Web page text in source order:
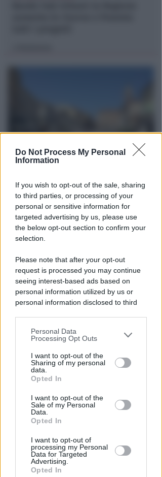
Do Not Process My Personal
Information
If you wish to opt-out of the sale, sharing
to third parties, or processing of your
personal or sensitive information for
targeted advertising by us, please use
the below opt-out section to confirm your
selection.
Please note that after your opt-out
request is processed you may continue
seeing interest-based ads based on
personal information utilized by us or
personal information disclosed to third
You may separately opt-out of the further
disclosure of your personal information
by third parties on the IAB’s list of
downstream participants.
by us to third parties on the IAB’s List of
Downstream Participants that may
further disclose it to other third parties.
Personal Data
Processing Opt Outs
I want to opt-out of the
Sharing of my personal
data.
Opted In
I want to opt-out of the
Sale of my Personal
Data.
Opted In
I want to opt-out of
processing my Personal
Data for Targeted
Advertising.
Opted In
PIAZZA TRE MARTIRI
ligaza in piazza Tre Martiri
diRedazione
Ecco i gironi di Eccellenza:
Rimini nel B, l'Ars Et Labor è nel
girone A
Icaro Sport